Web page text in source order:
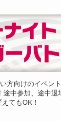
方向けのイベント
中参加、途中退
てもOK！